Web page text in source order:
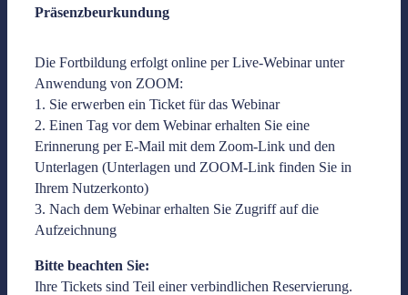
Präsenzbeurkundung
Die Fortbildung erfolgt online per Live-Webinar unter
Anwendung von ZOOM:
1. Sie erwerben ein Ticket für das Webinar
2. Einen Tag vor dem Webinar erhalten Sie eine
Erinnerung per E-Mail mit dem Zoom-Link und den
Unterlagen (Unterlagen und ZOOM-Link finden Sie in
Ihrem Nutzerkonto)
3. Nach dem Webinar erhalten Sie Zugriff auf die
Aufzeichnung
Bitte beachten Sie:
Ihre Tickets sind Teil einer verbindlichen Reservierung.